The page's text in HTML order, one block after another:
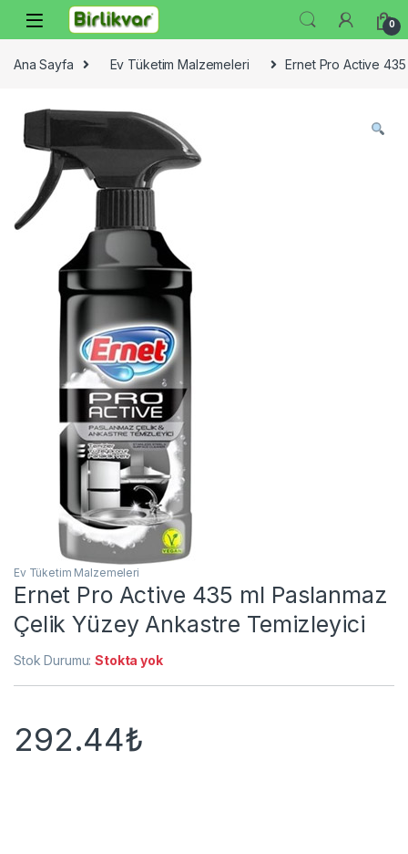
Skip to navigation
Skip to content
0
Ana Sayfa Ev Tüketim Malzemeleri Ernet Pro Active
Ev Tüketim Malzemeleri
Ernet Pro Active 435 ml Paslanmaz
Çelik Yüzey Ankastre Temizleyici
Stok Durumu:Stokta yok
292.44₺